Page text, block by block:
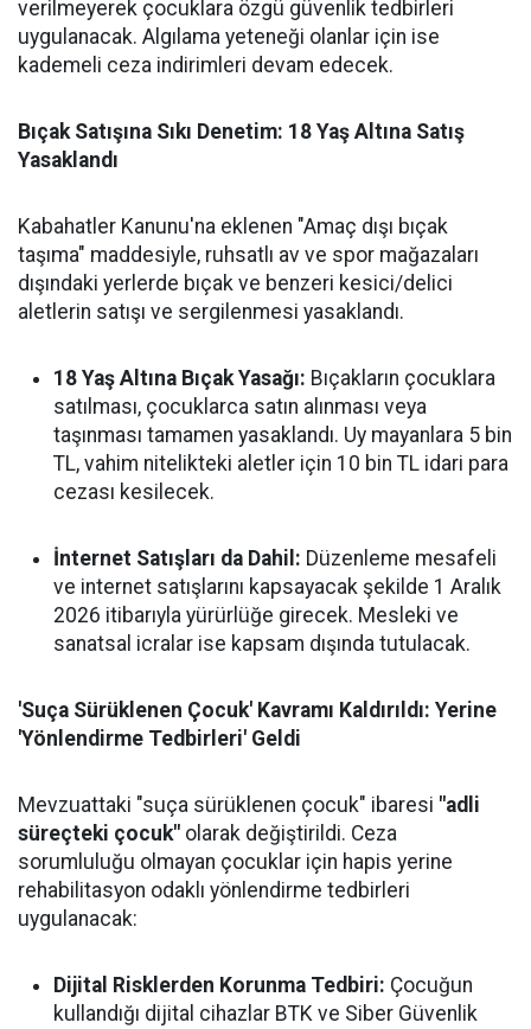
verilmeyerek çocuklara özgü güvenlik tedbirleri
uygulanacak. Algılama yeteneği olanlar için ise
kademeli ceza indirimleri devam edecek.
Bıçak Satışına Sıkı Denetim: 18 Yaş Altına Satış
Yasaklandı
Kabahatler Kanunu'na eklenen "Amaç dışı bıçak
taşıma" maddesiyle, ruhsatlı av ve spor mağazaları
dışındaki yerlerde bıçak ve benzeri kesici/delici
aletlerin satışı ve sergilenmesi yasaklandı.
18 Yaş Altına Bıçak Yasağı: Bıçakların çocuklara
satılması, çocuklarca satın alınması veya
taşınması tamamen yasaklandı. Uy mayanlara 5 bin
TL, vahim nitelikteki aletler için 10 bin TL idari para
cezası kesilecek.
İnternet Satışları da Dahil: Düzenleme mesafeli
ve internet satışlarını kapsayacak şekilde 1 Aralık
2026 itibarıyla yürürlüğe girecek. Mesleki ve
sanatsal icralar ise kapsam dışında tutulacak.
'Suça Sürüklenen Çocuk' Kavramı Kaldırıldı: Yerine
'Yönlendirme Tedbirleri' Geldi
Mevzuattaki "suça sürüklenen çocuk" ibaresi "adli
süreçteki çocuk" olarak değiştirildi. Ceza
sorumluluğu olmayan çocuklar için hapis yerine
rehabilitasyon odaklı yönlendirme tedbirleri
uygulanacak:
Dijital Risklerden Korunma Tedbiri: Çocuğun
kullandığı dijital cihazlar BTK ve Siber Güvenlik